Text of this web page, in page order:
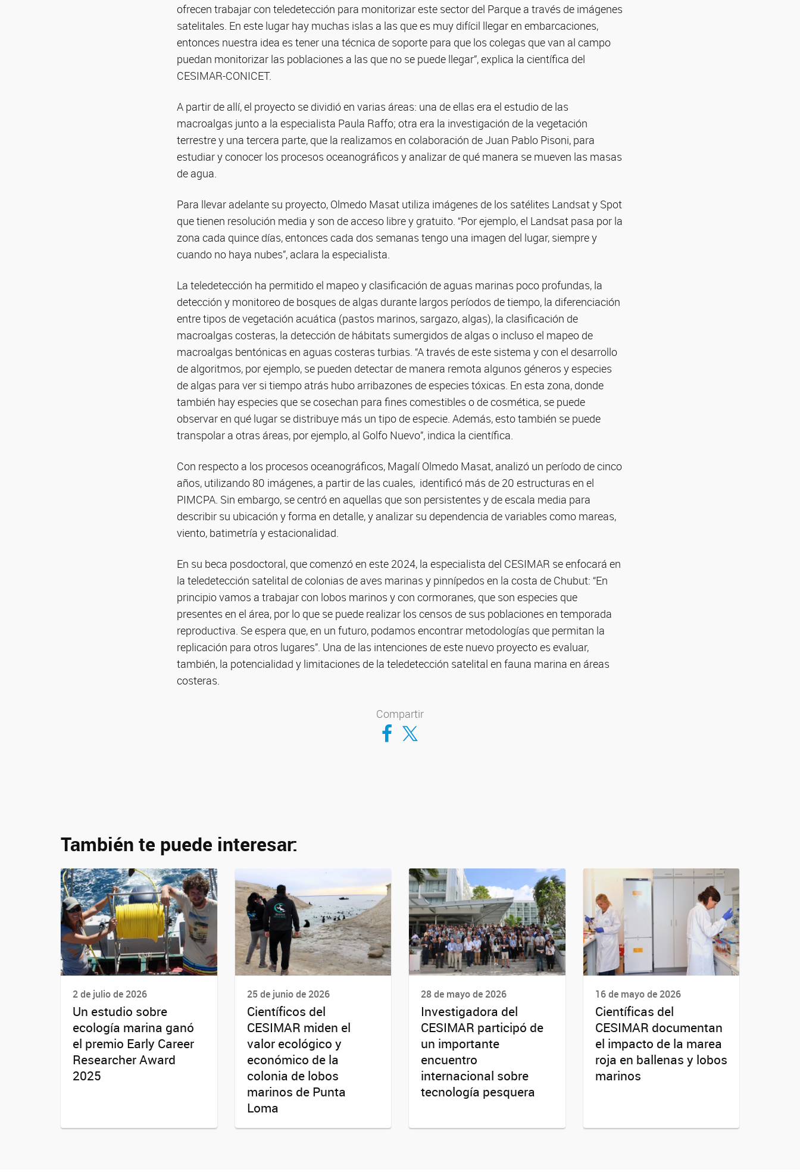
ofrecen trabajar con teledetección para monitorizar este sector del Parque a través de imágenes
satelitales. En este lugar hay muchas islas a las que es muy difícil llegar en embarcaciones,
entonces nuestra idea es tener una técnica de soporte para que los colegas que van al campo
puedan monitorizar las poblaciones a las que no se puede llegar”, explica la científica del
CESIMAR-CONICET.
A partir de allí, el proyecto se dividió en varias áreas: una de ellas era el estudio de las
macroalgas junto a la especialista Paula Raffo; otra era la investigación de la vegetación
terrestre y una tercera parte, que la realizamos en colaboración de Juan Pablo Pisoni, para
estudiar y conocer los procesos oceanográficos y analizar de qué manera se mueven las masas
de agua.
Para llevar adelante su proyecto, Olmedo Masat utiliza imágenes de los satélites Landsat y Spot
que tienen resolución media y son de acceso libre y gratuito. “Por ejemplo, el Landsat pasa por la
zona cada quince días, entonces cada dos semanas tengo una imagen del lugar, siempre y
cuando no haya nubes”, aclara la especialista.
La teledetección ha permitido el mapeo y clasificación de aguas marinas poco profundas, la
detección y monitoreo de bosques de algas durante largos períodos de tiempo, la diferenciación
entre tipos de vegetación acuática (pastos marinos, sargazo, algas), la clasificación de
macroalgas costeras, la detección de hábitats sumergidos de algas o incluso el mapeo de
macroalgas bentónicas en aguas costeras turbias. “A través de este sistema y con el desarrollo
de algoritmos, por ejemplo, se pueden detectar de manera remota algunos géneros y especies
de algas para ver si tiempo atrás hubo arribazones de especies tóxicas. En esta zona, donde
también hay especies que se cosechan para fines comestibles o de cosmética, se puede
observar en qué lugar se distribuye más un tipo de especie. Además, esto también se puede
transpolar a otras áreas, por ejemplo, al Golfo Nuevo”, indica la científica.
Con respecto a los procesos oceanográficos, Magalí Olmedo Masat, analizó un período de cinco
años, utilizando 80 imágenes, a partir de las cuales, identificó más de 20 estructuras en el
PIMCPA. Sin embargo, se centró en aquellas que son persistentes y de escala media para
describir su ubicación y forma en detalle, y analizar su dependencia de variables como mareas,
viento, batimetría y estacionalidad.
En su beca posdoctoral, que comenzó en este 2024, la especialista del CESIMAR se enfocará en
la teledetección satelital de colonias de aves marinas y pinnípedos en la costa de Chubut: “En
principio vamos a trabajar con lobos marinos y con cormoranes, que son especies que
presentes en el área, por lo que se puede realizar los censos de sus poblaciones en temporada
reproductiva. Se espera que, en un futuro, podamos encontrar metodologías que permitan la
replicación para otros lugares”. Una de las intenciones de este nuevo proyecto es evaluar,
también, la potencialidad y limitaciones de la teledetección satelital en fauna marina en áreas
costeras.
Compartir
Compartir en Facebook
Compartir en Twitter
También te puede interesar:
2 de julio de 2026
Un estudio sobre
ecología marina ganó
el premio Early Career
Researcher Award
2025
25 de junio de 2026
Científicos del
CESIMAR miden el
valor ecológico y
económico de la
colonia de lobos
marinos de Punta
Loma
28 de mayo de 2026
Investigadora del
CESIMAR participó de
un importante
encuentro
internacional sobre
tecnología pesquera
16 de mayo de 2026
Científicas del
CESIMAR documentan
el impacto de la marea
roja en ballenas y lobos
marinos